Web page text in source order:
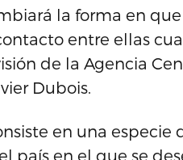
la forma en
entre ellas
de la Agencia
Dubois.
en una especie
país en el que se